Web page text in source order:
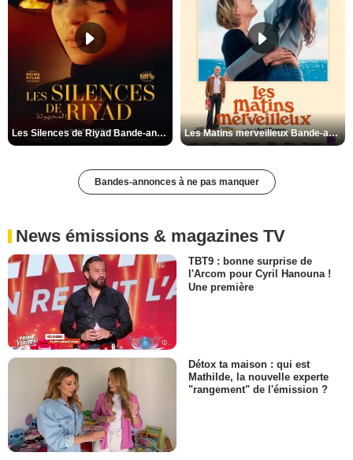
Les Silences de Riyad Bande-annonce VO STFR Les Matins merveilleux Bande-annonce VF
Bandes-annonces à ne pas manquer
News émissions & magazines TV
TBT9 : bonne surprise de
l'Arcom pour Cyril Hanouna !
Une première
Détox ta maison : qui est
Mathilde, la nouvelle experte
"rangement" de l'émission ?